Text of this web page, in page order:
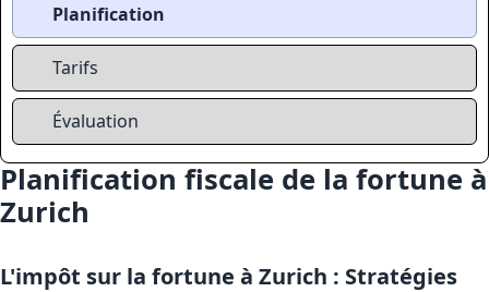
Planification
Tarifs
Évaluation
Planification fiscale de la fortune à
Zurich
L'impôt sur la fortune à Zurich : Stratégies